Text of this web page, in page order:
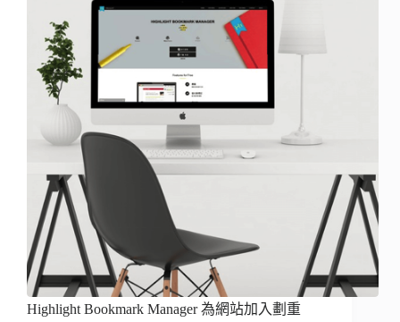
Highlight Bookmark Manager 為網站加入劃重